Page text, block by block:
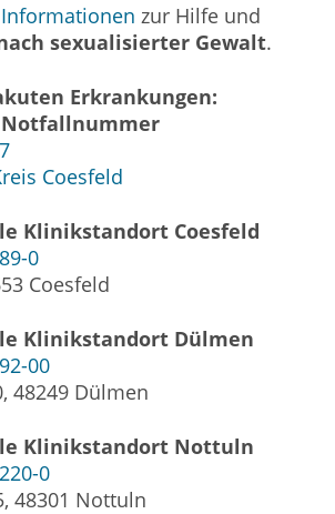
zur Hilfe und
sexualisierter Gewalt.
Erkrankungen:
Coesfeld
Klinikstandort Coesfeld
0
Coesfeld
Klinikstandort Dülmen
00
48249 Dülmen
Klinikstandort Nottuln
0
48301 Nottuln